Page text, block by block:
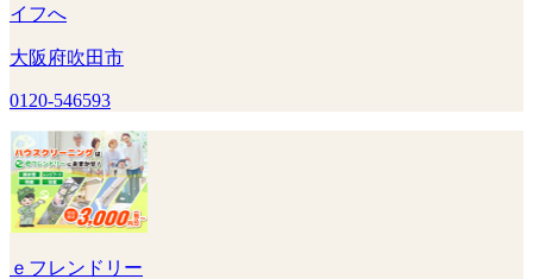
イフへ
大阪府吹田市
0120-546593
ｅフレンドリー